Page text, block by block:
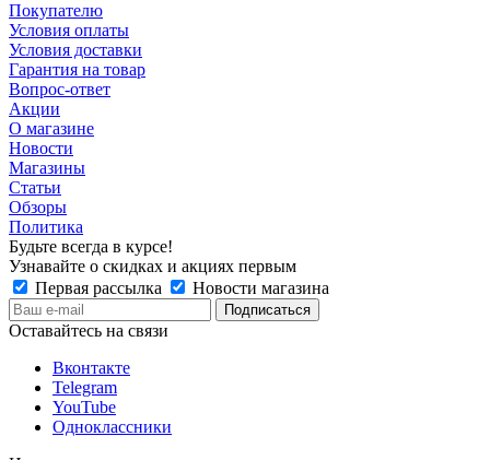
Покупателю
Условия оплаты
Условия доставки
Гарантия на товар
Вопрос-ответ
Акции
О магазине
Новости
Магазины
Статьи
Обзоры
Политика
Будьте всегда в курсе!
Узнавайте о скидках и акциях первым
Первая рассылка
Новости магазина
Оставайтесь на связи
Вконтакте
Telegram
YouTube
Одноклассники